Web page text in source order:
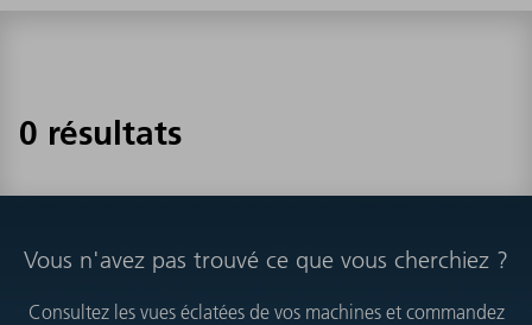
0 résultats
Vous n'avez pas trouvé ce que vous cherchiez ?
Consultez les vues éclatées de vos machines et commandez